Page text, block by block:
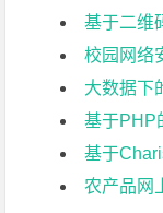
基于二维
校园网络安
大数据下的
基于PHP
基于
农产品网